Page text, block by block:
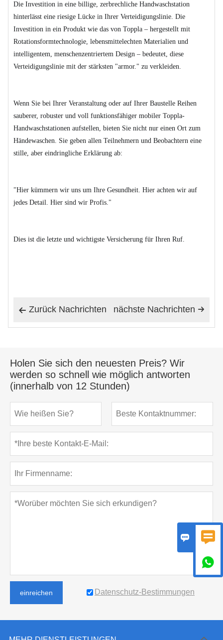
Die Investition in eine billige, zerbrechliche Handwaschstation
hinterlässt eine riesige Lücke in Ihrer Verteidigungslinie. Die
Investition in ein Produkt wie das von Toppla – hergestellt mit
Rotationsformtechnologie, lebensmittelechten Materialien und
intelligentem, menschenzentriertem Design – bedeutet, diese
Verteidigungslinie mit der stärksten "armor." zu verkleiden.
Wenn Sie bei Ihrer Veranstaltung oder auf Ihrer Baustelle Reihen
sauberer, robuster und voll funktionsfähiger mobiler Toppla-
Handwaschstationen aufstellen, bieten Sie nicht nur einen Ort zum
Händewaschen. Sie geben allen Teilnehmern und Beobachtern eine
stille, aber eindringliche Erklärung ab:
"Hier kümmern wir uns um Ihre Gesundheit. Hier achten wir auf
jedes Detail. Hier sind wir Profis."
Dies ist die letzte und wichtigste Versicherung für Ihren Ruf.
 Zurück Nachrichten 
nächste Nachrichten
Holen Sie sich den neuesten Preis? Wir
werden so schnell wie möglich antworten
(innerhalb von 12 Stunden)
einreichen Datenschutz-Bestimmungen
 
